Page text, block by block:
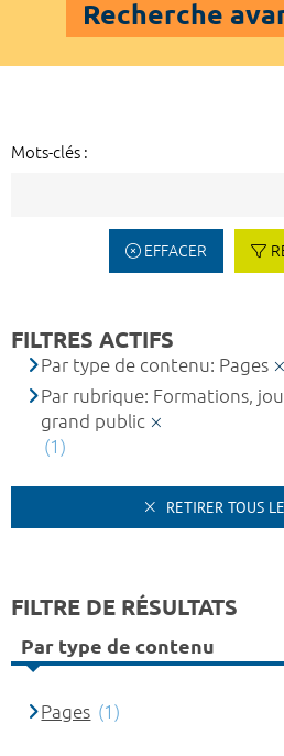
Recherche
Mots-clés :
EFFACER
FILTRES ACTIFS
Par type de contenu: Pages
Par rubrique: Formations,
grand public
(1)
RETIRER TOUS
FILTRE DE RÉSULTATS
Par type de contenu
Pages (1)